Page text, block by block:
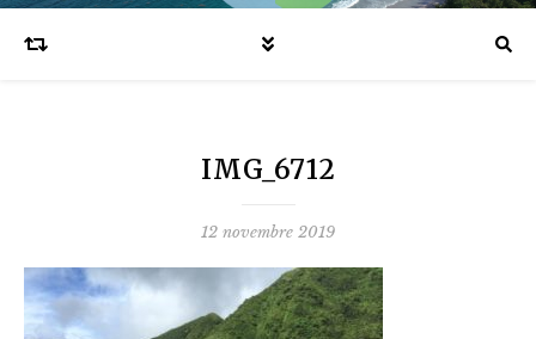
Blog voyages en famille et expatriation
IMG_6712
12 novembre 2019